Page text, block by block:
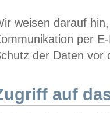
weisen darauf
per
der Daten vor
auf